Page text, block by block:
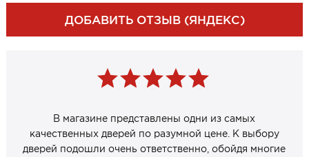
ДОБАВИТЬ ОТЗЫВ (ЯНДЕКС)
В магазине представлены одни из самых
качественных дверей по разумной цене. К выбору
дверей подошли очень ответственно, обойдя многие